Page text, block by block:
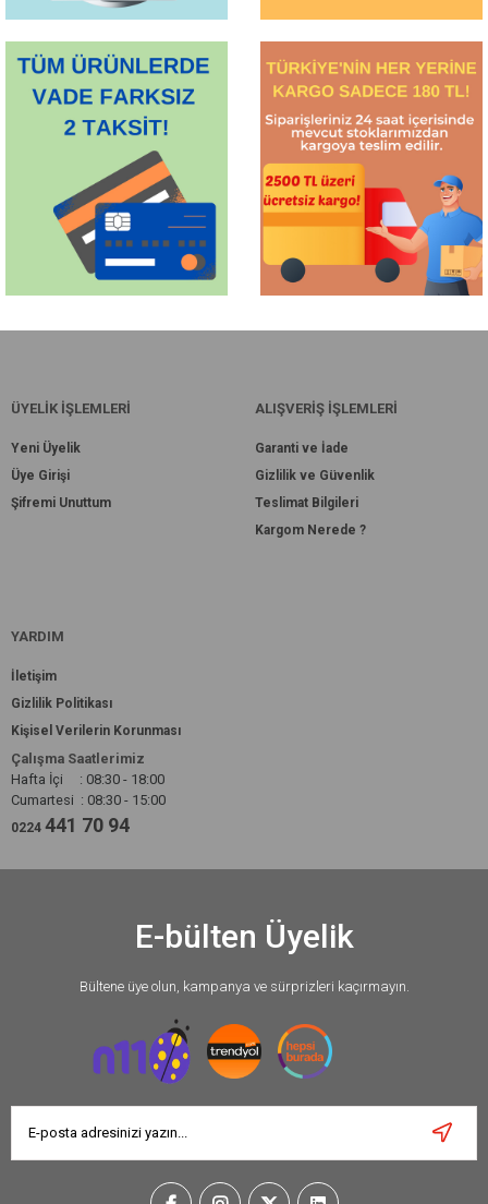
ÜYELİK İŞLEMLERİ
Yeni Üyelik
Üye Girişi
Şifremi Unuttum
ALIŞVERİŞ İŞLEMLERİ
Garanti ve İade
Gizlilik ve Güvenlik
Teslimat Bilgileri
Kargom Nerede ?
YARDIM
İletişim
Gizlilik Politikası
Kişisel Verilerin Korunması
Çalışma Saatlerimiz
Hafta İçi : 08:30 - 18:00
Cumartesi : 08:30 - 15:00
0224 441 70 94
E-bülten Üyelik
Bültene üye olun, kampanya ve sürprizleri kaçırmayın.